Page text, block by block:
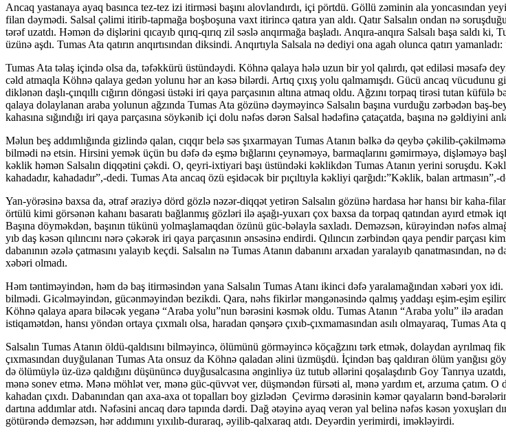
Ancaq yastanaya ayaq basınca tez-tez izi itirməsi başını alovlandırdı, içi pörtdü. Göllü zəminin ala yoncasından
filan dəymədi. Salsal çəlimi itirib-tapmağa boşboşuna vaxt itirincə qatıra yan aldı. Qatır Salsalın ondan nə
tərəf uzatdı. Həmən də dişlərini qıcayıb qırıq-qırıq zil səslə anqırmağa başladı. An­qı­ra-anqıra Salsalı başa
üzü­nə aşdı. Tumas Ata qatırın anqırtısından diksindi. An­qır­tıy­la Sal­sa­la nə dediyi ona agah olunca qatırı
Tumas Ata təlaş içində olsa da, təfəkkürü üstündəydi. Köh­­nə qalaya hələ uzun bir yol qalırdı, qət ediləsi məsafə
cəld atmaqla Köhnə qalaya gedən yolunu hər an kəsə bilərdi. Artıq çıxış yolu qalmamışdı. Gücü ancaq
diklənən daşlı-çınqıllı cığırın döngəsi üstəki iri qaya parçasının altına atmaq oldu. Ağ­zını tor­paq tirəsi tutan
qa­la­ya do­laylanan araba yolunun ağzında Tumas Ata gözünə dəy­mə­yin­cə Salsalın başına vurduğu zərbədən
kahasına sığındığı iri qaya parçasına söy­kənib içi dolu nə­fəs dərən Salsal hədəfinə çataçatda, başına nə gəldiyini
Məlun beş addımlığında gizlində qalan, cıqqır belə səs şıxarmayan Tumas Atanın bəlkə də qeybə çəkilib-
bilmədi nə etsin. Hirsini yemək üçün bu dəfə də eşmə bığlarını çeynəməyə, barmaqlarını gəmirməyə, dişlə­mə­yə
kəklik həmən Salsalın diqqətini çəkdi. O, qeyri-ixtiyari başı üstündəki kəklikdən Tumas Atanın yerini soruşdu.
kahadadır, kahadadır”,-dedi. Tumas Ata ancaq özü eşidəcək bir pıçıltıyla kəkliyi qarğıdı:”Kəklik, balan artmasın”,-
Yan-yörəsinə baxsa da, ətraf əraziyə dörd gözlə nəzər-diq­qət yetirən Salsalın gözünə hardasa hər hansı bir kaha-
örtülü kimi görsənən kahanı basaratı bağlanmış gözləri ilə aşağı-yuxarı çox baxsa da torpaq qatından ayırd
Başına döy­mək­dən, başının tükünü yolmaşlamaqdan özünü güc-bəlayla saxladı. Deməzsən, kürəyindən nəfəs
yıb daş kəsən qılıncını nərə çəkərək iri qaya parçasının ənsəsinə endirdi. Qılıncın zərbindən qaya pendir
dabanının əzələ çatmasını yalayıb keçdi. Salsalın nə Tumas Atanın dabanını arxadan yaralayıb qanat­ma­sından,
xəbəri olmadı.
Həm təntiməyindən, həm də baş itirməsindən yana Sal­sa­lın Tumas Atanı ikinci dəfə yaralamağından xəbəri yox
bilmədi. Gicəlməyindən, gücən­mə­yin­dən bezikdi. Qara, nəhs fikirlər məngənəsində qalmış yaddaşı eşim-eşim
Köhnə qalaya apara biləcək yeganə “Araba yolu”nun bərəsini kəsmək oldu. Tumas Atanın “Ara­ba yolu” ilə
isti­qa­mətdən, hansı yöndən ortaya çıxmalı olsa, haradan qənşərə çı­xıb-çıx­ma­masından asılı olmayaraq, Tumas
Salsalın Tumas Atanın öldü-qaldısını bilməyincə, ölü­mü­nü görməyincə köçağzını tərk etmək, dolaydan
çıxmasından duyğulanan Tumas Ata onsuz da Köhnə qaladan əlini üzmüşdü. İçindən baş qaldıran ölüm yan­ğı­sı
də ölümüylə üz-üzə qal­dı­ğı­nı düşününcə duyğusalcasına ənginliyə üz tutub əllərini qo­şa­laş­dı­rıb Goy Tanrıya
mənə sonev et­mə. Mənə möhlət ver, mənə güc-qüvvət ver, düşməndən fürsəti al, mənə yardım et, arzuma çatım. O
kahadan çıxdı. Dabanından qan axa-axa ot topalları boy gizlədən Çevirmə dərəsinin kəmər qayaların bənd-
dartına addımlar atdı. Nəfəsini ancaq dərə tapında dərdi. Dağ ətəyinə ayaq verən yal belinə nəfəs kəsən
götürəndə deməzsən, hər addımını yıxılıb-duraraq, əyilib-qalxaraq atdı. Deyərdin yeri­mir­di, iməkləyirdi.